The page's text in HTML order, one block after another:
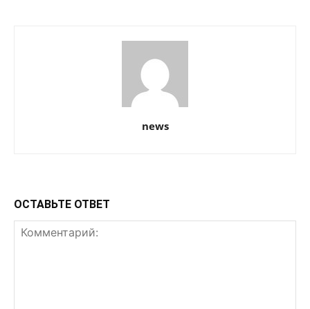
news
ОСТАВЬТЕ ОТВЕТ